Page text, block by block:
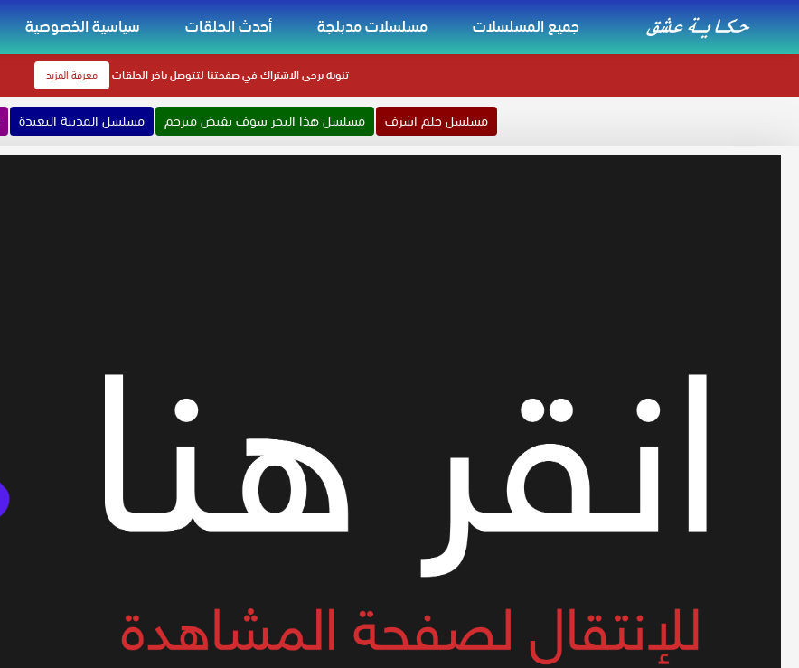
جميع المسلسلات مسلسلات مدبلجة أحدث الحلقات سياسية الخصوصية
تنويهيرجى الاشتراك في صفحتنا لتتوصل باخر الحلقات معرفة المزيد
مسلسل حلم اشرف مسلسل هذا البحر سوف يفيض مترجم مسلسل المدينة البعيدة